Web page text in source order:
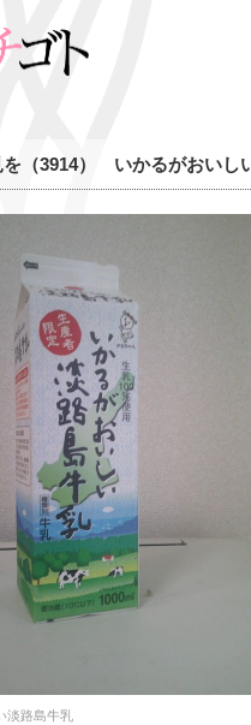
を（3914） いかるがおいし
淡路島牛乳